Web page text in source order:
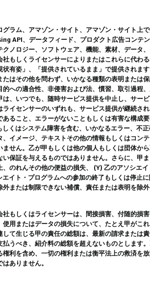
グラム、アマゾン・サイト、アマゾン・サイト上
API、データフィード、プロダクト広告コンテ
クノロジー、ソフトウェア、機能、素材、データ
社もしくライセンサーによりまたはこれらに代わ
状有姿」、「提供されているまま」で提供されま
たはその他を問わず、いかなる種類の表明または
的への適合性、非侵害および法、慣習、取引過程
は、いつでも、随時サービス提供を中止し、サー
ライセンサーのいずれも、サービス提供が継続さ
あること、エラーがないこともしくは有害な構成
くはシステム障害を含む、いかなるエラー、不
、イメージ、テキストその他の情報もしくはコン
ません。乙が甲もしくは他の個人もしくは団体か
い保証を与えるものではありません。さらに、甲
、のれんその他の便益の損失、 (Y) 乙のアソシエ
イト・プログラムへの参加の終了もしくは停止
外または制限できない補償、責任または表明を除
社もしくはライセンサーは、間接損害、付随的損
使用またはデータの損失について、たとえ甲がこ
して生じる甲の責任の総額は、最新の請求または
払うべき、紹介料の総額を超えないものとします
権利を含め、一切の権利または衡平法上の救済を
ありません。